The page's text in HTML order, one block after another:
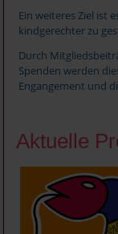
Ein weiteres Ziel ist
kindgerechter zu
Durch
Spenden werden
Engangement und
Aktuelle